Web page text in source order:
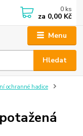
Menu
Hledat
0 ks
za 0,00 Kč
ochranné hadice